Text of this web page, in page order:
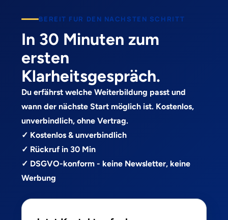
BEREIT FUR DEN NACHSTEN SCHRITT
In 30 Minuten zum
ersten
Klarheitsgespräch.
Du erfährst welche Weiterbildung passt und
wann der nächste Start möglich ist. Kostenlos,
unverbindlich, ohne Vertrag.
✓ Kostenlos & unverbindlich
✓ Rückruf in 30 Min
✓ DSGVO-konform - keine Newsletter, keine
Werbung